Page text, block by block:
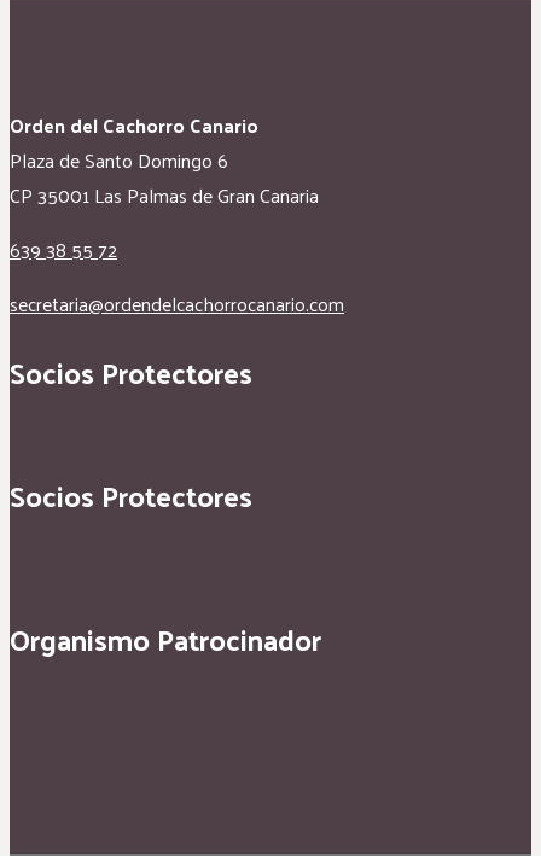
Orden del Cachorro Canario
Plaza de Santo Domingo 6
CP 35001 Las Palmas de Gran Canaria
639 38 55 72
secretaria@ordendelcachorrocanario.com
Socios Protectores
Socios Protectores
Organismo Patrocinador